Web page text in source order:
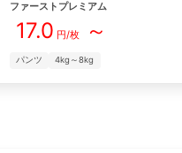
ファーストプレミアム
17.0 円/枚～
パンツ 4kg～8kg